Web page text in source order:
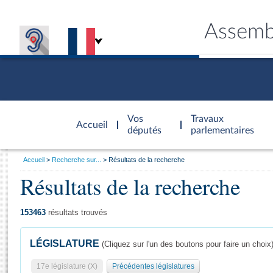
Accueil
d'accueil
Vos
députés
Travaux
parlementaires
Général
Vous
Accueil Recherche sur... Résultats de la recherche
Résultats de la recherche
153463 résultats trouvés
LÉGISLATURE (Cliquez sur l'un des boutons pour faire un choix)
17e législature (X) Précédentes législatures